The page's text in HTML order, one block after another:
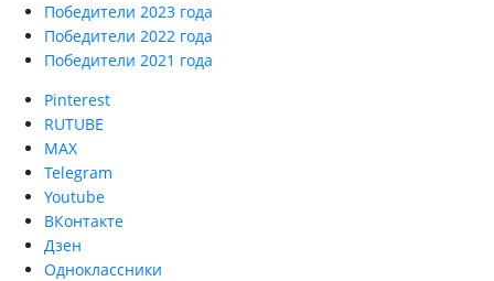
Победители 2023 года
Победители 2022 года
Победители 2021 года
Pinterest
RUTUBE
MAX
Telegram
Youtube
ВКонтакте
Дзен
Одноклассники